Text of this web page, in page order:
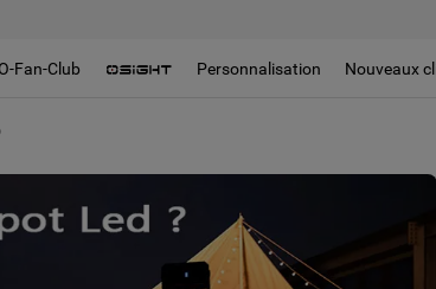
O-Fan-Club Personnalisation Nouveaux